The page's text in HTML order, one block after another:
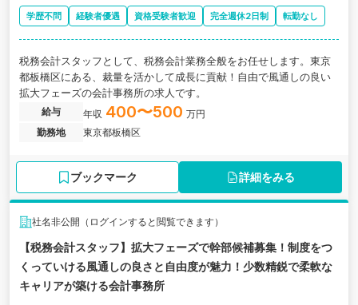
学歴不問 経験者優遇 資格受験者歓迎 完全週休2日制 転勤なし
税務会計スタッフとして、税務会計業務全般をお任せします。東京
都板橋区にある、裁量を活かして成長に貢献！自由で風通しの良い
拡大フェーズの会計事務所の求人です。
給与 年収 400〜500 万円
勤務地
東京都板橋区
ブックマーク 詳細をみる
社名非公開（ログインすると閲覧できます）
【税務会計スタッフ】拡大フェーズで幹部候補募集！制度をつ
くっていける風通しの良さと自由度が魅力！少数精鋭で柔軟な
キャリアが築ける会計事務所